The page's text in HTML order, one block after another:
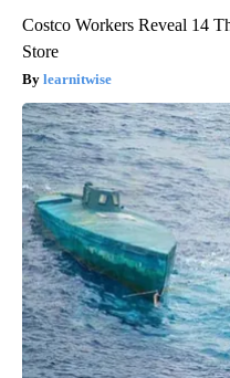
Costco Workers Reveal 14
Store
learnitwise